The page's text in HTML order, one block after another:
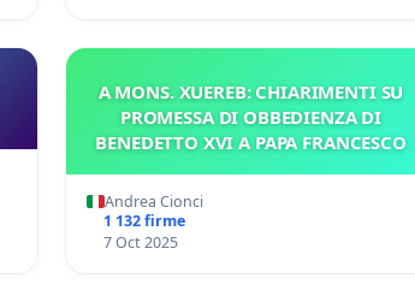
A MONS. XUEREB: CHIARIMENTI SU
PROMESSA DI OBBEDIENZA DI
BENEDETTO XVI A PAPA FRANCESCO
Andrea Cionci
1 132 firme
7 Oct 2025